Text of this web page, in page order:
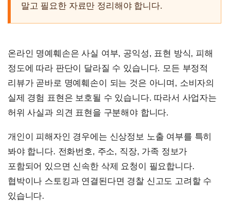
말고 필요한 자료만 정리해야 합니다.
온라인 명예훼손은 사실 여부, 공익성, 표현 방식, 피해
정도에 따라 판단이 달라질 수 있습니다. 모든 부정적
리뷰가 곧바로 명예훼손이 되는 것은 아니며, 소비자의
실제 경험 표현은 보호될 수 있습니다. 따라서 사업자는
허위 사실과 의견 표현을 구분해야 합니다.
개인이 피해자인 경우에는 신상정보 노출 여부를 특히
봐야 합니다. 전화번호, 주소, 직장, 가족 정보가
포함되어 있으면 신속한 삭제 요청이 필요합니다.
협박이나 스토킹과 연결된다면 경찰 신고도 고려할 수
있습니다.